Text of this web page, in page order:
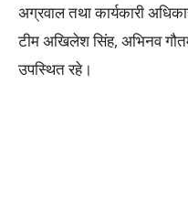
अग्रवाल तथा कार्यकारी
टीम अखिलेश सिंह, अभिनव
उपस्थित रहे।